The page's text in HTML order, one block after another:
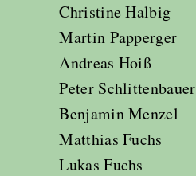
Christine Halbig
Martin Papperger
Andreas Hoiß
Peter Schlittenbauer
Benjamin Menzel
Matthias Fuchs
Lukas Fuchs